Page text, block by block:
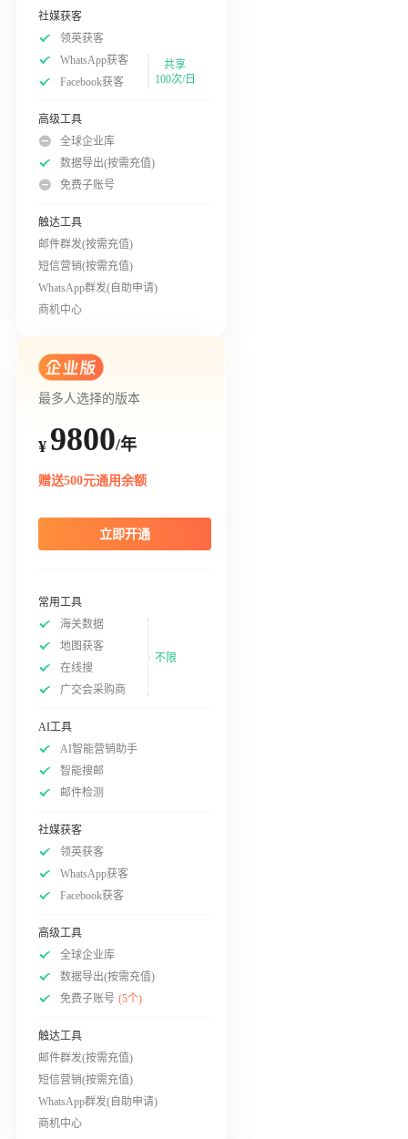
社媒获客
领英获客
WhatsApp获客
Facebook获客
共享
100次/日
高级工具
全球企业库
数据导出(按需充值)
免费子账号
触达工具
邮件群发(按需充值)
短信营销(按需充值)
WhatsApp群发(自助申请)
商机中心
最多人选择的版本
¥ 9800/年
赠送500元通用余额
立即开通
常用工具
海关数据
地图获客
在线搜
广交会采购商
不限
AI工具
AI智能营销助手
智能搜邮
邮件检测
社媒获客
领英获客
WhatsApp获客
Facebook获客
高级工具
全球企业库
数据导出(按需充值)
免费子账号 (5个)
触达工具
邮件群发(按需充值)
短信营销(按需充值)
WhatsApp群发(自助申请)
商机中心